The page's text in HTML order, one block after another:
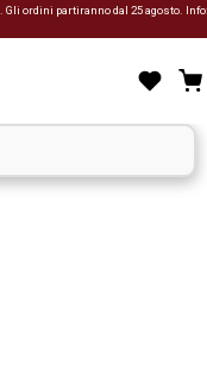
. Gli ordini partiranno dal 25 agosto. Info: